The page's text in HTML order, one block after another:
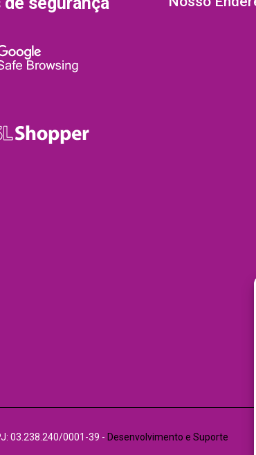
03.238.240/0001-39 - Desenvolvimento e Suporte